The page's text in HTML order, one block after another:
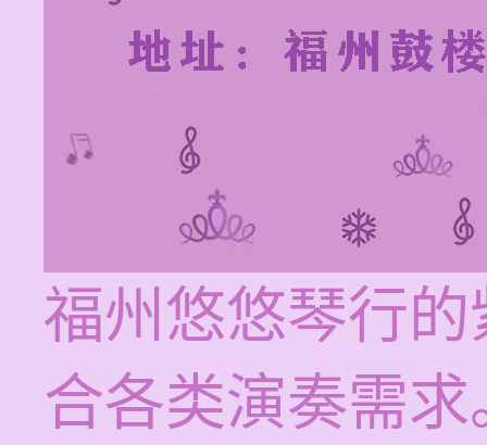
福州悠悠琴行
合各类演奏需